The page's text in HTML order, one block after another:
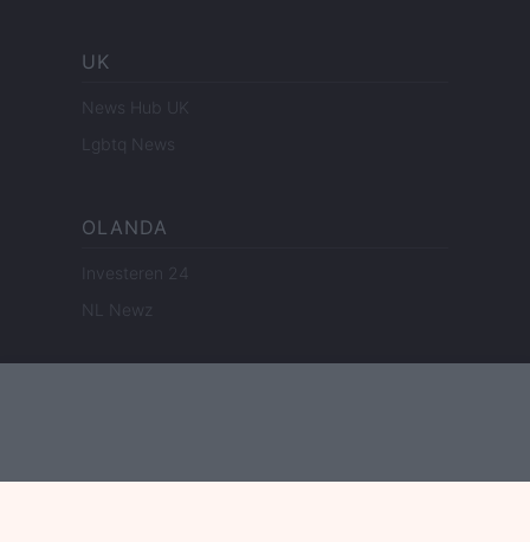
UK
News Hub UK
Lgbtq News
OLANDA
Investeren 24
NL Newz